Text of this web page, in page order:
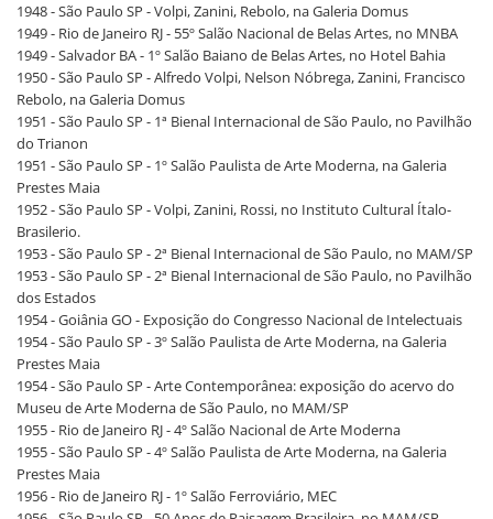
1948 - São Paulo SP - Volpi, Zanini, Rebolo, na Galeria Domus
1949 - Rio de Janeiro RJ - 55º Salão Nacional de Belas Artes, no MNBA
1949 - Salvador BA - 1º Salão Baiano de Belas Artes, no Hotel Bahia
1950 - São Paulo SP - Alfredo Volpi, Nelson Nóbrega, Zanini, Francisco
Rebolo, na Galeria Domus
1951 - São Paulo SP - 1ª Bienal Internacional de São Paulo, no Pavilhão
do Trianon
1951 - São Paulo SP - 1º Salão Paulista de Arte Moderna, na Galeria
Prestes Maia
1952 - São Paulo SP - Volpi, Zanini, Rossi, no Instituto Cultural Ítalo-
Brasilerio.
1953 - São Paulo SP - 2ª Bienal Internacional de São Paulo, no MAM/SP
1953 - São Paulo SP - 2ª Bienal Internacional de São Paulo, no Pavilhão
dos Estados
1954 - Goiânia GO - Exposição do Congresso Nacional de Intelectuais
1954 - São Paulo SP - 3º Salão Paulista de Arte Moderna, na Galeria
Prestes Maia
1954 - São Paulo SP - Arte Contemporânea: exposição do acervo do
Museu de Arte Moderna de São Paulo, no MAM/SP
1955 - Rio de Janeiro RJ - 4º Salão Nacional de Arte Moderna
1955 - São Paulo SP - 4º Salão Paulista de Arte Moderna, na Galeria
Prestes Maia
1956 - Rio de Janeiro RJ - 1º Salão Ferroviário, MEC